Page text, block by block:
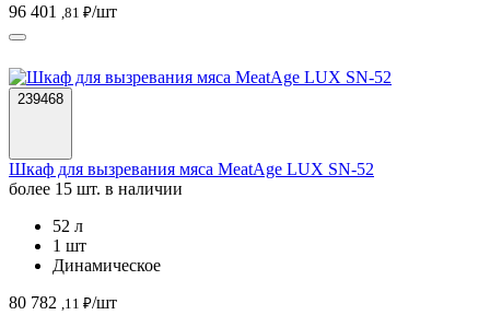
96 401
,81 ₽/шт
239468
Шкаф для вызревания мяса MeatAge LUX SN-52
более 15 шт. в наличии
52 л
1 шт
Динамическое
80 782 ,11 ₽/шт